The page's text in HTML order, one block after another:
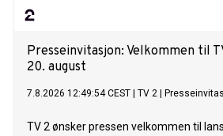
Presseinvitasjon: Velkommen til
20. august
7.8.2026 12:49:54 CEST TV 2
TV 2 ønsker pressen velkommen til